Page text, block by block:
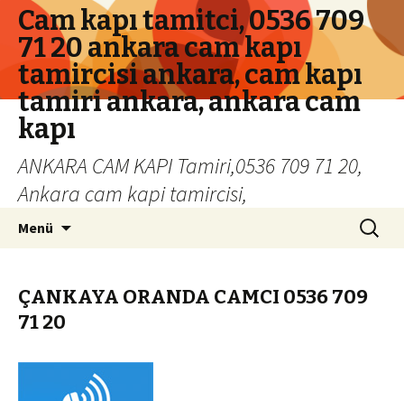
Cam kapı tamitci, 0536 709
71 20 ankara cam kapı
tamircisi ankara, cam kapı
tamiri ankara, ankara cam
kapı
ANKARA CAM KAPI Tamiri,0536 709 71 20,
Ankara cam kapi tamircisi,
Menü Arama:
ÇANKAYA ORANDA CAMCI 0536 709
71 20